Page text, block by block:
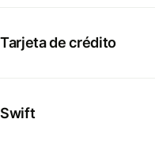
Tarjeta de crédito
Swift